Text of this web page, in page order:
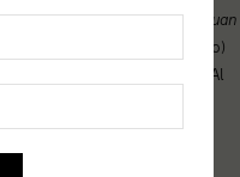
di Sun Yat-sen:minquan
(nazionalismo)
in chiave antimperialista. Al
avviato nella Cina
riguardò l’isola oltre lo
E, sebbene l’arrivo a